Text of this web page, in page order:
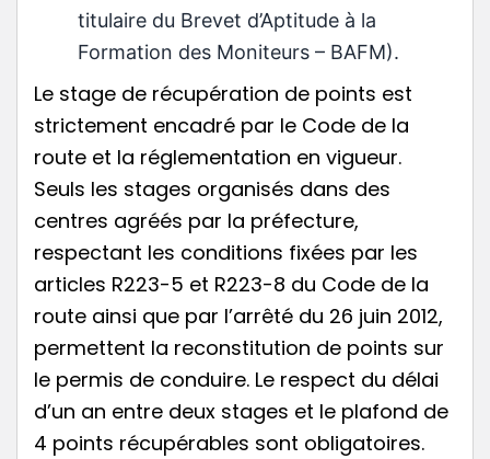
titulaire du Brevet d’Aptitude à la
Formation des Moniteurs – BAFM).
Le stage de récupération de points est
strictement encadré par le Code de la
route et la réglementation en vigueur.
Seuls les stages organisés dans des
centres agréés par la préfecture,
respectant les conditions fixées par les
articles R223-5 et R223-8 du Code de la
route ainsi que par l’arrêté du 26 juin 2012,
permettent la reconstitution de points sur
le permis de conduire. Le respect du délai
d’un an entre deux stages et le plafond de
4 points récupérables sont obligatoires.